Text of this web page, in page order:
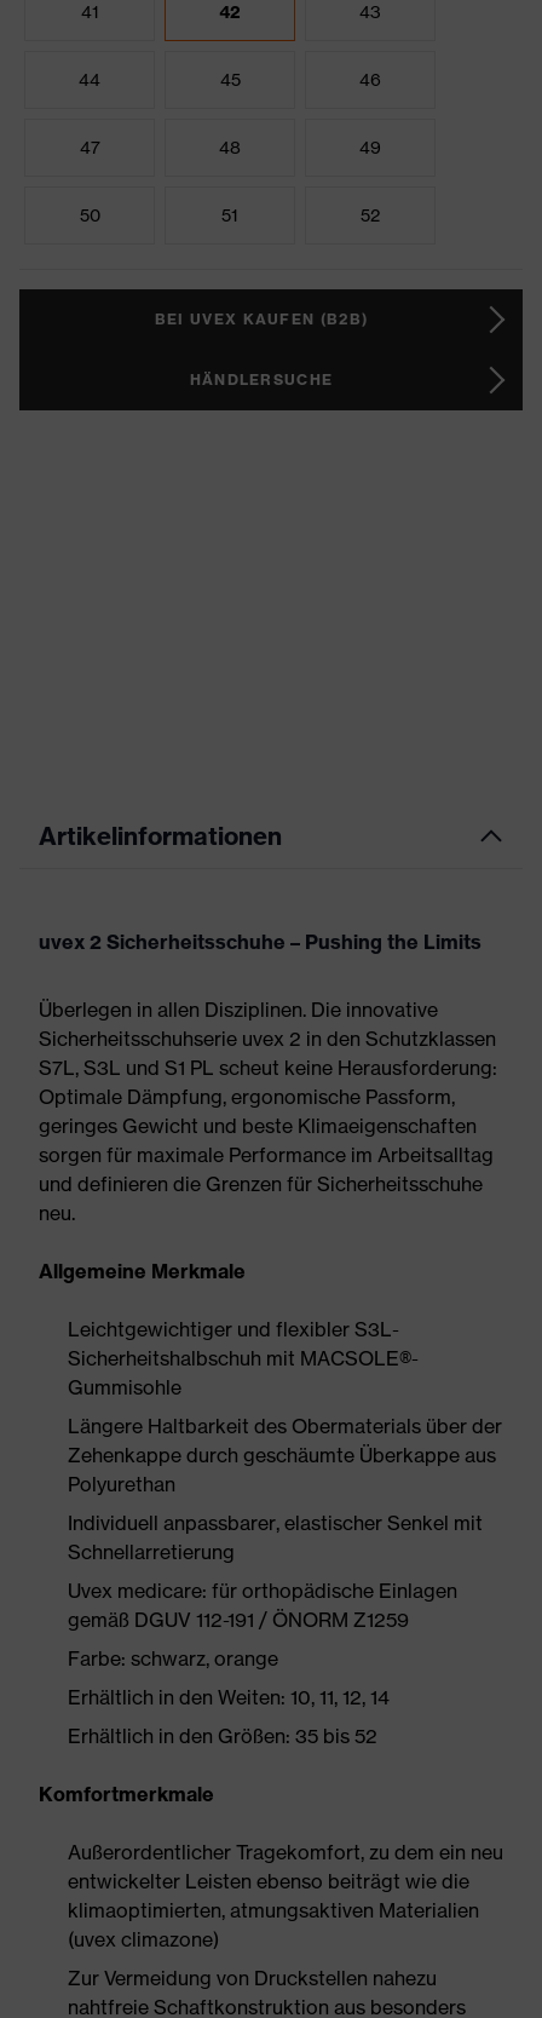
41 42 43
44 45 46
47 48 49
50 51 52
BEI UVEX KAUFEN (B2B)
HÄNDLERSUCHE
Artikelinformationen
uvex 2 Sicherheitsschuhe – Pushing the Limits
Überlegen in allen Disziplinen. Die innovative
Sicherheitsschuhserie uvex 2 in den Schutzklassen
S7L, S3L und S1 PL scheut keine Herausforderung:
Optimale Dämpfung, ergonomische Passform,
geringes Gewicht und beste Klimaeigenschaften
sorgen für maximale Performance im Arbeitsalltag
und definieren die Grenzen für Sicherheitsschuhe
neu.
Allgemeine Merkmale
Leichtgewichtiger und flexibler S3L-
Sicherheitshalbschuh mit MACSOLE®-
Gummisohle
Längere Haltbarkeit des Obermaterials über der
Zehenkappe durch geschäumte Überkappe aus
Polyurethan
Individuell anpassbarer, elastischer Senkel mit
Schnellarretierung
Uvex medicare: für orthopädische Einlagen
gemäß DGUV 112-191 / ÖNORM Z1259
Farbe: schwarz, orange
Erhältlich in den Weiten: 10, 11, 12, 14
Erhältlich in den Größen: 35 bis 52
Komfortmerkmale
Außerordentlicher Tragekomfort, zu dem ein neu
entwickelter Leisten ebenso beiträgt wie die
klimaoptimierten, atmungsaktiven Materialien
(uvex climazone)
Zur Vermeidung von Druckstellen nahezu
nahtfreie Schaftkonstruktion aus besonders